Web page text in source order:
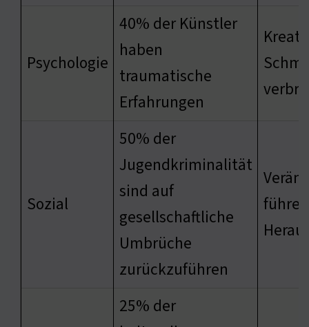
Psychologie
40% der Künstler
haben
traumatische
Erfahrungen
Sozial
50% der
Jugendkriminalität
sind auf
gesellschaftliche
Umbrüche
zurückzuführen
25% der